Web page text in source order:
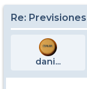
Re:
dani...